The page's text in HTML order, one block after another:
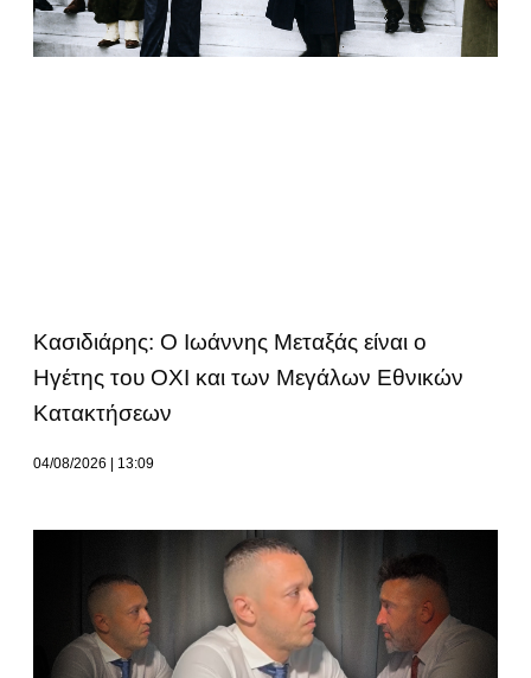
Κασιδιάρης: Ο Ιωάννης Μεταξάς είναι ο
Ηγέτης του ΟΧΙ και των Μεγάλων Εθνικών
Κατακτήσεων
04/08/2026 13:09